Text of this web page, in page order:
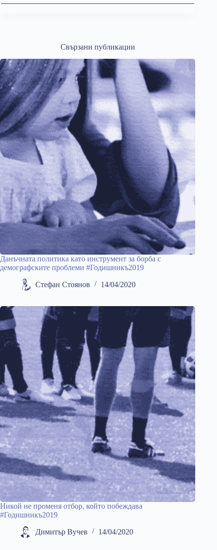
Свързани публикации
Данъчната политика като инструмент за борба с
демографските проблеми #Годишникъ2019
Стефан Стоянов 14/04/2020
Никой не променя отбор, който побеждава
#Годишникъ2019
Димитър Вучев 14/04/2020